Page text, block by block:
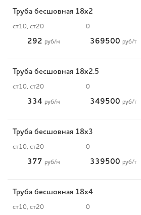
Труба бесшовная 18х2
ст10, ст20 0
292 руб/м 369500 руб/т
Труба бесшовная 18х2.5
ст10, ст20 0
334 руб/м 349500 руб/т
Труба бесшовная 18х3
ст10, ст20 0
377 руб/м 339500 руб/т
Труба бесшовная 18х4
ст10, ст20 0